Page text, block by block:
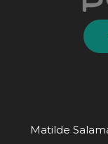
Matilde